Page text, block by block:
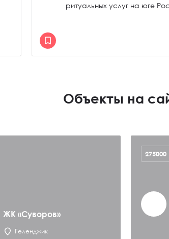
ритуальных услуг на юге
Объекты на
ЖК «Суворов»
Геленджик
275000